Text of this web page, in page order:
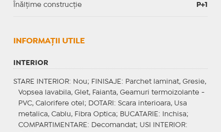
Înălțime construcție P+1
INFORMAŢII UTILE
INTERIOR
STARE INTERIOR: Nou; FINISAJE : Parchet laminat, Gresie,
Vopsea lavabila, Glet, Faianta, Geamuri termoizolante -
PVC, Calorifere otel;
DOTARI : Scara interioara, Usa
metalica, Cablu, Fibra Optica; BUCATARIE : Inchisa;
COMPARTIMENTARE : Decomandat; USI INTERIOR: